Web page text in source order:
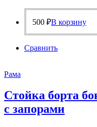
500 ₽В корзину
Сравнить
Рама
Стойка борта
с запорами